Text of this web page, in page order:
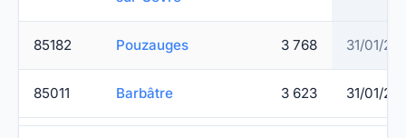
85182 Pouzauges 3 768 31/01/
85011 Barbâtre 3 623 31/01/